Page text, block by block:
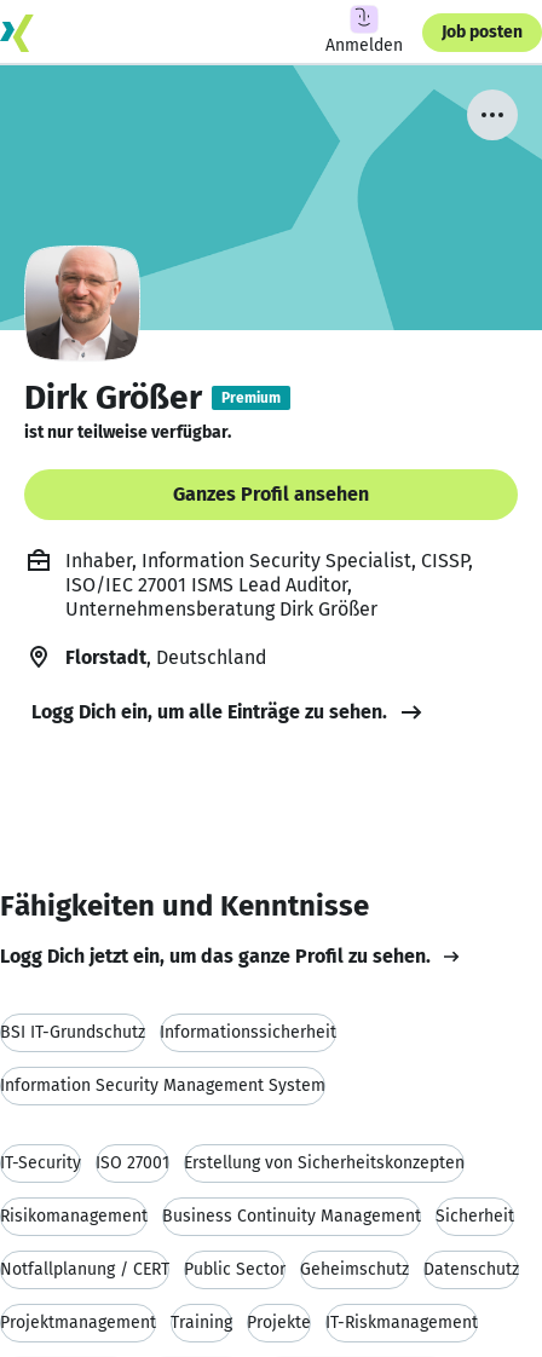
Anmelden
Job posten
Dirk Größer Premium
ist nur teilweise verfügbar.
Ganzes Profil ansehen
Inhaber, Information Security Specialist, CISSP,
ISO/IEC 27001 ISMS Lead Auditor,
Unternehmensberatung Dirk Größer
Florstadt, Deutschland
Logg Dich ein, um alle Einträge zu sehen.
Fähigkeiten und Kenntnisse
Logg Dich jetzt ein, um das ganze Profil zu sehen.
BSI IT-Grundschutz Informationssicherheit
Information Security Management System
IT-Security ISO 27001 Erstellung von Sicherheitskonzepten
Risikomanagement Business Continuity Management Sicherheit
Notfallplanung / CERT Public Sector Geheimschutz Datenschutz
Projektmanagement Training Projekte IT-Riskmanagement